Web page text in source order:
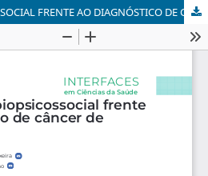
ABORDAGEM BIOPSICOSSOCIAL FRENTE AO DIAGNÓSTICO DE CÂNCER DE TESTÍCULO